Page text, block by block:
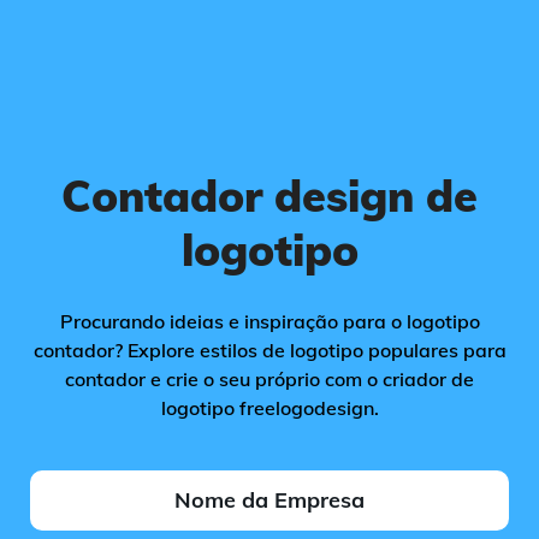
Contador design de
logotipo
Procurando ideias e inspiração para o logotipo
contador? Explore estilos de logotipo populares para
contador e crie o seu próprio com o criador de
logotipo freelogodesign.